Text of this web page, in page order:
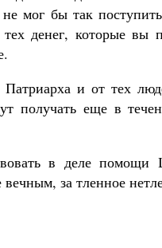
мог бы так
денег, которые
и от тех
еще в
в деле помощи
вечным, за тленное